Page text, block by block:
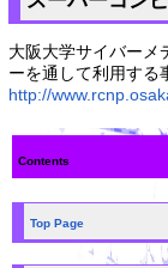
大阪大学サイバーメ
ーを通して利用する
http://
Contents
Top Page